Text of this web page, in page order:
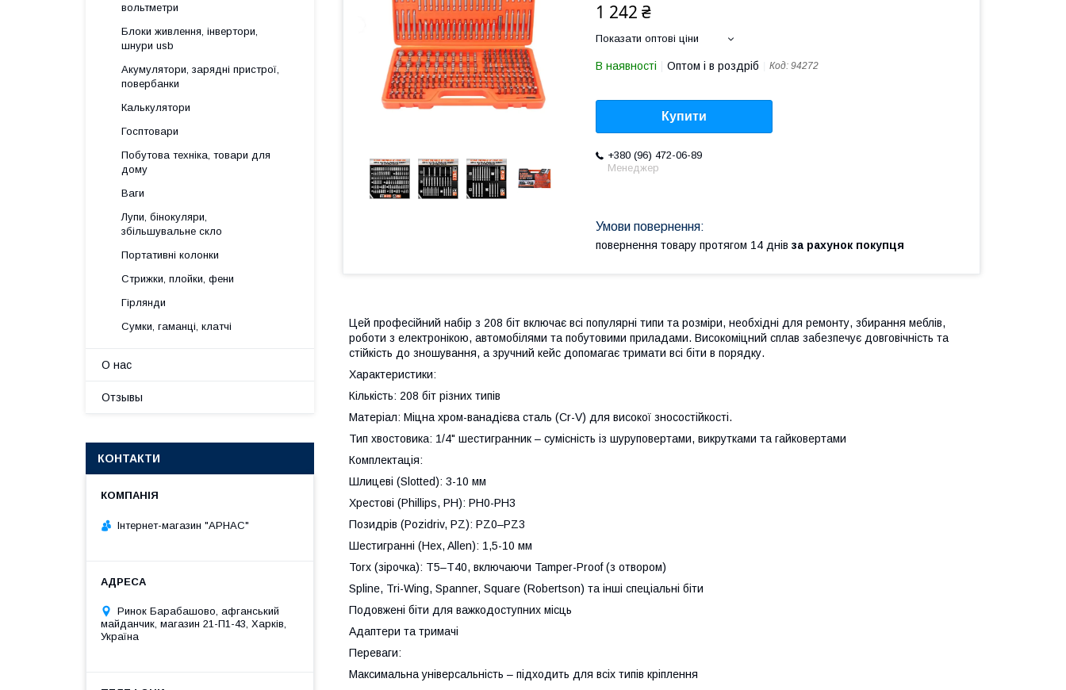
1 242 ₴
Показати оптові ціни
В наявності Оптом і в роздріб Код: 94272
Купити
+380 (96) 472-06-89
Менеджер
повернення товару протягом 14 днів за рахунок покупця
Цей професійний набір з 208 біт включає всі популярні типи та розміри, необхідні для ремонту, збирання меблів,
роботи з електронікою, автомобілями та побутовими приладами. Високоміцний сплав забезпечує довговічність та
стійкість до зношування, а зручний кейс допомагає тримати всі біти в порядку.
Характеристики:
Кількість: 208 біт різних типів
Матеріал: Міцна хром-ванадієва сталь (Cr-V) для високої зносостійкості.
Тип хвостовика: 1/4" шестигранник – сумісність із шуруповертами, викрутками та гайковертами
Комплектація:
Шлицеві (Slotted): 3-10 мм
Хрестові (Phillips, PH): PH0-PH3
Позидрів (Pozidriv, PZ): PZ0–PZ3
Шестигранні (Hex, Allen): 1,5-10 мм
Torx (зірочка): T5–T40, включаючи Tamper-Proof (з отвором)
Spline, Tri-Wing, Spanner, Square (Robertson) та інші спеціальні біти
Подовжені біти для важкодоступних місць
Адаптери та тримачі
Переваги:
Максимальна універсальність – підходить для всіх типів кріплення
вольтметри
Блоки живлення, інвертори,
шнури usb
Акумулятори, зарядні пристрої,
повербанки
Калькулятори
Госптовари
Побутова техніка, товари для
дому
Ваги
Лупи, бінокуляри,
збільшувальне скло
Портативні колонки
Стрижки, плойки, фени
Гірлянди
Сумки, гаманці, клатчі
О нас
Отзывы
КОНТАКТИ
Інтернет-магазин "АРНАС"
Ринок Барабашово, афганський
майданчик, магазин 21-П1-43, Харків,
Україна